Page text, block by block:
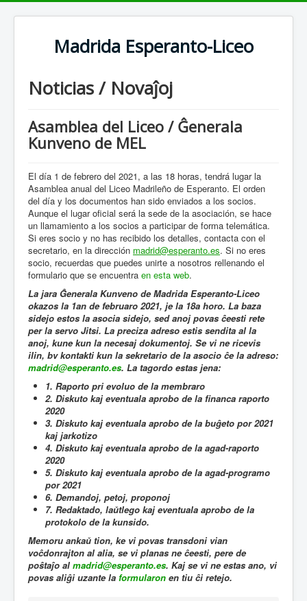
Madrida Esperanto-Liceo
Noticias / Novaĵoj
Asamblea del Liceo / Ĝenerala
Kunveno de MEL
El día 1 de febrero del 2021, a las 18 horas, tendrá lugar la
Asamblea anual del Liceo Madrileño de Esperanto. El orden
del día y los documentos han sido enviados a los socios.
Aunque el lugar oficial será la sede de la asociación, se hace
un llamamiento a los socios a participar de forma telemática.
Si eres socio y no has recibido los detalles, contacta con el
secretario, en la dirección madrid@esperanto.es. Si no eres
socio, recuerdas que puedes unirte a nosotros rellenando el
formulario que se encuentra en esta web.
La jara Ĝenerala Kunveno de Madrida Esperanto-Liceo
okazos la 1an de februaro 2021, je la 18a horo. La baza
sidejo estos la asocia sidejo, sed anoj povas ĉeesti rete
per la servo Jitsi. La preciza adreso estis sendita al la
anoj, kune kun la necesaj dokumentoj. Se vi ne ricevis
ilin, bv kontakti kun la sekretario de la asocio ĉe la adreso:
madrid@esperanto.es. La tagordo estas jena:
1. Raporto pri evoluo de la membraro
2. Diskuto kaj eventuala aprobo de la financa raporto
2020
3. Diskuto kaj eventuala aprobo de la buĝeto por 2021
kaj jarkotizo
4. Diskuto kaj eventuala aprobo de la agad-raporto
2020
5. Diskuto kaj eventuala aprobo de la agad-programo
por 2021
6. Demandoj, petoj, proponoj
7. Redaktado, laŭtlego kaj eventuala aprobo de la
protokolo de la kunsido.
Memoru ankaŭ tion, ke vi povas transdoni vian
voĉdonrajton al alia, se vi planas ne ĉeesti, pere de
poŝtaĵo al madrid@esperanto.es. Kaj se vi ne estas ano, vi
povas aliĝi uzante la formularon en tiu ĉi retejo.